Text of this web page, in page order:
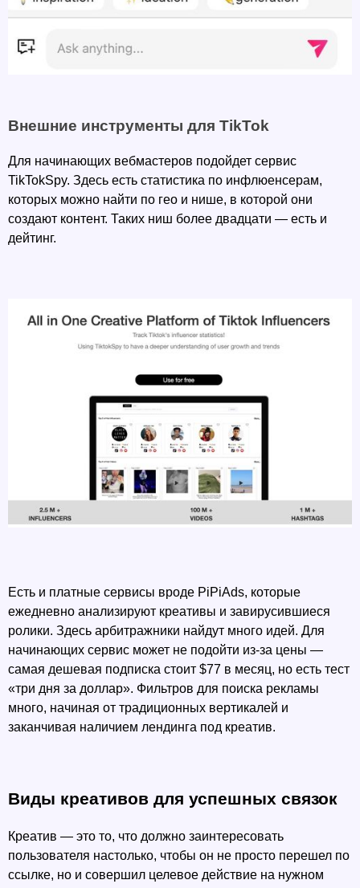
Внешние инструменты для TikTok
Для начинающих вебмастеров подойдет сервис
TikTokSpy. Здесь есть статистика по инфлюенсерам,
которых можно найти по гео и нише, в которой они
создают контент. Таких ниш более двадцати — есть и
дейтинг.
Есть и платные сервисы вроде PiPiAds, которые
ежедневно анализируют креативы и завирусившиеся
ролики. Здесь арбитражники найдут много идей. Для
начинающих сервис может не подойти из-за цены —
самая дешевая подписка стоит $77 в месяц, но есть тест
«три дня за доллар». Фильтров для поиска рекламы
много, начиная от традиционных вертикалей и
заканчивая наличием лендинга под креатив.
Виды креативов для успешных связок
Креатив — это то, что должно заинтересовать
пользователя настолько, чтобы он не просто перешел по
ссылке, но и совершил целевое действие на нужном